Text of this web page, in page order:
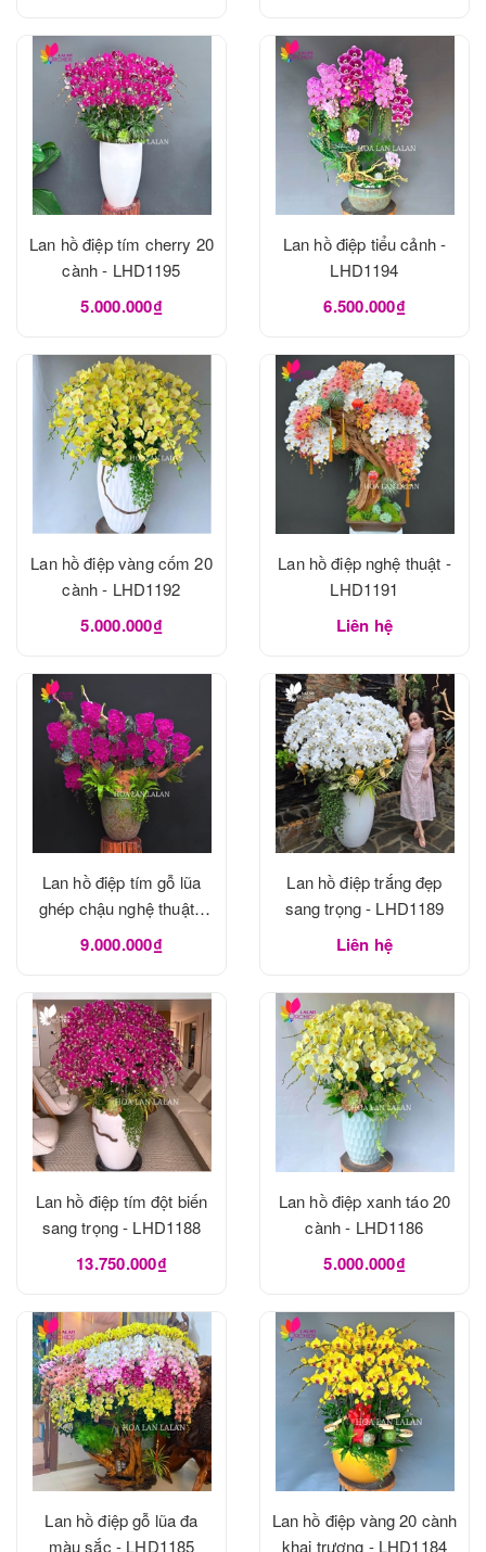
Lan hồ điệp tím cherry 20
cành - LHD1195
5.000.000₫
Lan hồ điệp tiểu cảnh -
LHD1194
6.500.000₫
Lan hồ điệp vàng cốm 20
cành - LHD1192
5.000.000₫
Lan hồ điệp nghệ thuật -
LHD1191
Liên hệ
Lan hồ điệp tím gỗ lũa
ghép chậu nghệ thuật -
LHD1190
9.000.000₫
Lan hồ điệp trắng đẹp
sang trọng - LHD1189
Liên hệ
Lan hồ điệp tím đột biến
sang trọng - LHD1188
13.750.000₫
Lan hồ điệp xanh táo 20
cành - LHD1186
5.000.000₫
Lan hồ điệp gỗ lũa đa
màu sắc - LHD1185
Lan hồ điệp vàng 20 cành
khai trương - LHD1184